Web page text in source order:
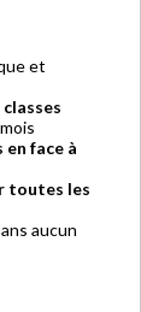
et
en face à
toutes les
aucun